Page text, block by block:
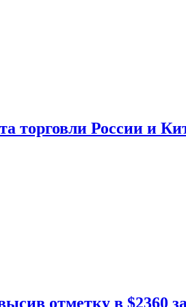
торговли России и
отметку в $2360